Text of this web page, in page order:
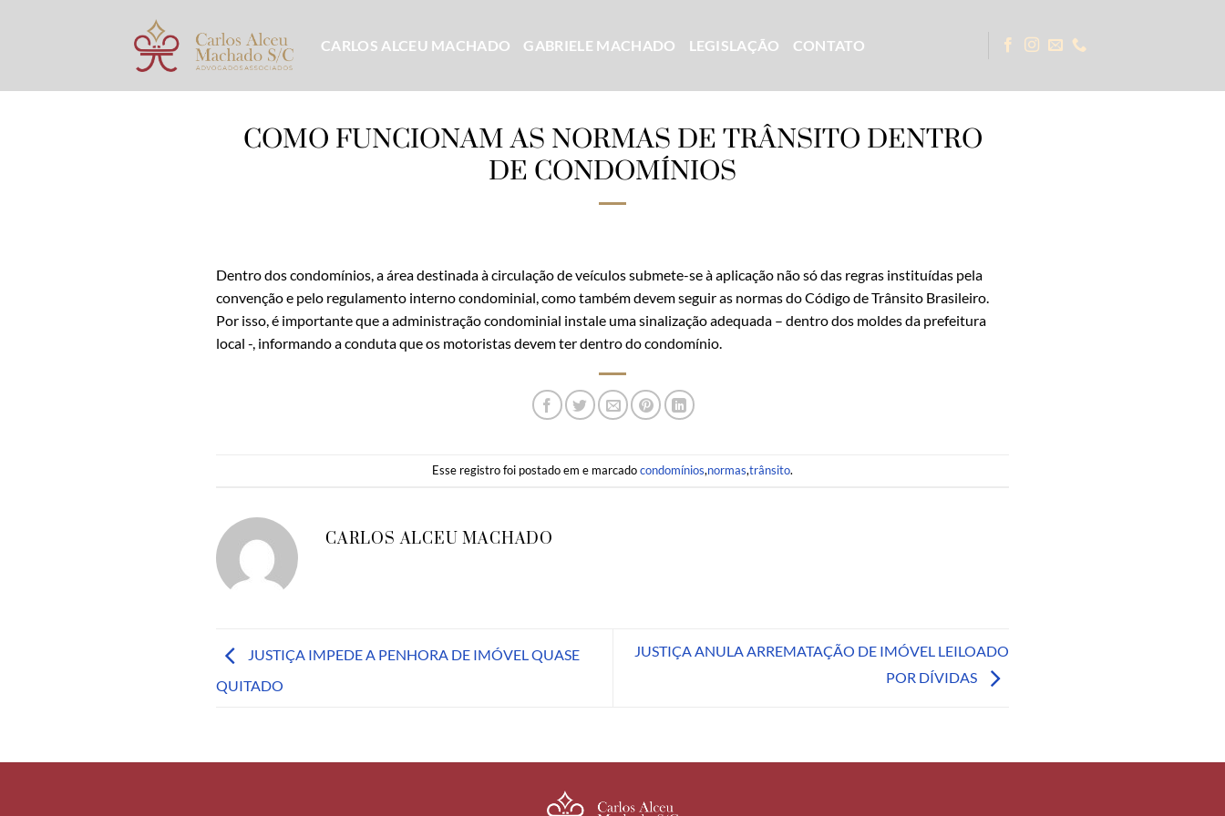
CARLOS ALCEU MACHADO GABRIELE MACHADO LEGISLAÇÃO CONTATO
COMO FUNCIONAM AS NORMAS DE TRÂNSITO DENTRO
DE CONDOMÍNIOS
Dentro dos condomínios, a área destinada à circulação de veículos submete-se à aplicação não só das regras instituídas pela
convenção e pelo regulamento interno condominial, como também devem seguir as normas do Código de Trânsito Brasileiro.
Por isso, é importante que a administração condominial instale uma sinalização adequada – dentro dos moldes da prefeitura
local -, informando a conduta que os motoristas devem ter dentro do condomínio.
Esse registro foi postado em e marcadocondomínios,normas,trânsito.
CARLOS ALCEU MACHADO
JUSTIÇA IMPEDE A PENHORA DE IMÓVEL QUASE
QUITADO
JUSTIÇA ANULA ARREMATAÇÃO DE IMÓVEL LEILOADO
POR DÍVIDAS